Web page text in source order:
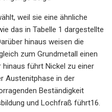
weil sie eine ähnliche
das in Tabelle 1 dargestellte
hinaus weisen die
zum Grundmetall einen
hinaus führt Nickel zu einer
Austenitphase in der
Beständigkeit
und Lochfraß führt16.